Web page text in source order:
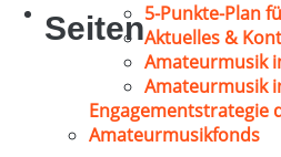
Seiten5-Punkte-Plan
Aktuelles &
Amateurmusik
Amateurmusik
Engagementstrategie
Amateurmusikfonds